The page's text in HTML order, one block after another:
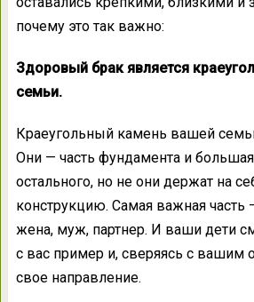
почему это так важно:
Здоровый брак является
семьи.
Краеугольный камень вашей
Они — часть фундамента и большая
остального, но не они держат на
конструкцию. Самая важная
жена, муж, партнер. И ваши дети
с вас пример и, сверяясь с
свое направление.